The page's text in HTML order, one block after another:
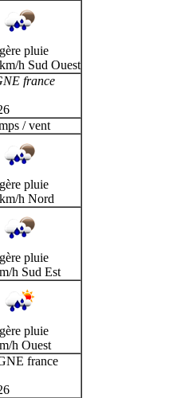
pluie
h Sud Ouest
france
/ vent
pluie
h Nord
pluie
h Sud Est
pluie
h Ouest
france